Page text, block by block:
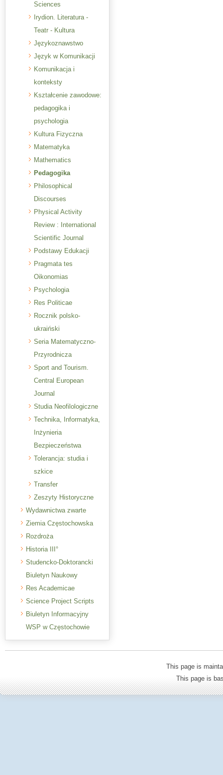
Sciences
Irydion. Literatura -
Teatr - Kultura
Językoznawstwo
Język w Komunikacji
Komunikacja i
konteksty
Kształcenie zawodowe:
pedagogika i
psychologia
Kultura Fizyczna
Matematyka
Mathematics
Pedagogika
Philosophical
Discourses
Physical Activity
Review : International
Scientific Journal
Podstawy Edukacji
Pragmata tes
Oikonomias
Psychologia
Res Politicae
Rocznik polsko-
ukraiński
Seria Matematyczno-
Przyrodnicza
Sport and Tourism.
Central European
Journal
Studia Neofilologiczne
Technika, Informatyka,
Inżynieria
Bezpieczeństwa
Tolerancja: studia i
szkice
Transfer
Zeszyty Historyczne
Wydawnictwa zwarte
Ziemia Częstochowska
Rozdroża
Historia III°
Studencko-Doktorancki
Biuletyn Naukowy
Res Academicae
Science Project Scripts
Biuletyn Informacyjny
WSP w Częstochowie
This page is
This page is